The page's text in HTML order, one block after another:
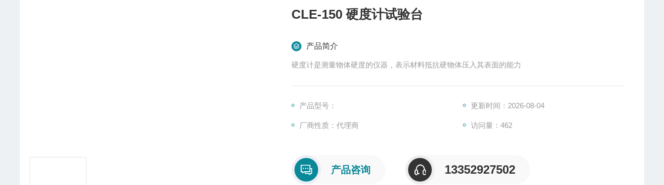
CLE-150 硬度计试验台
产品简介
硬度计是测量物体硬度的仪器，表示材料抵抗硬物体压入其表面的能力
产品型号： 更新时间：2026-08-04
厂商性质：代理商 访问量：462
产品咨询 13352927502